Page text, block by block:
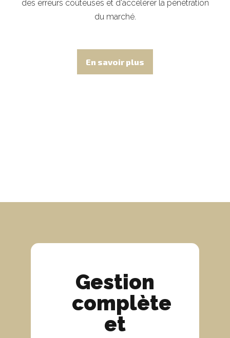
des erreurs coûteuses et d'accélérer la pénétration
du marché.
En savoir plus
Gestion
complète
et